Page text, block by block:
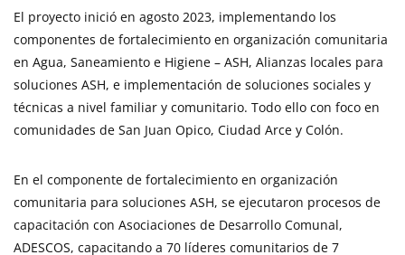
El proyecto inició en agosto 2023, implementando los
componentes de fortalecimiento en organización comunitaria
en Agua, Saneamiento e Higiene – ASH, Alianzas locales para
soluciones ASH, e implementación de soluciones sociales y
técnicas a nivel familiar y comunitario. Todo ello con foco en
comunidades de San Juan Opico, Ciudad Arce y Colón.
En el componente de fortalecimiento en organización
comunitaria para soluciones ASH, se ejecutaron procesos de
capacitación con Asociaciones de Desarrollo Comunal,
ADESCOS, capacitando a 70 líderes comunitarios de 7